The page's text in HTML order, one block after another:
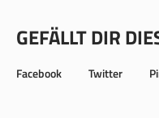
GEFÄLLT DIR
Facebook Twitter